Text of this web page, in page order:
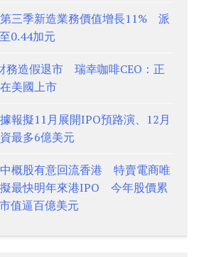
三季新造業務價值增長11% 派
0.44加元
務造假退市 瑞幸咖啡CEO：正
美國上市
報擬11月展開IPO預路演、12月
最多6億美元
概股有意回流香港 特賣電商唯
最快明年來港IPO 今年股價累
值逼百億美元